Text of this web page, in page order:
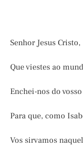
Senhor Jesus Cristo,
Que viestes ao
Enchei-nos do
Para que, como
Vos sirvamos